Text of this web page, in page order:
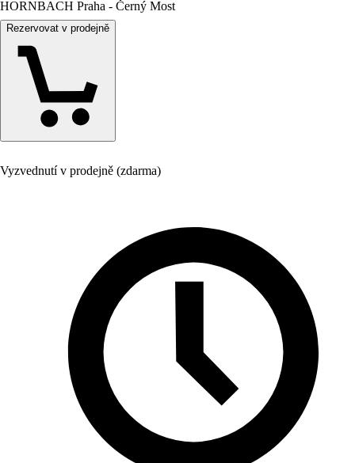
HORNBACH Praha - Černý Most
Rezervovat v prodejně
Vyzvednutí v prodejně (zdarma)